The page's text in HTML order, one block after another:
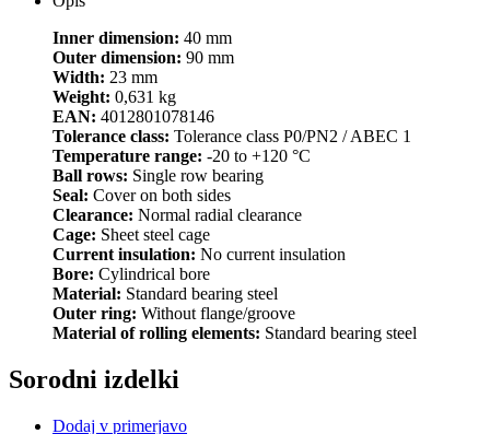
Inner dimension: 40 mm
Outer dimension: 90 mm
Width: 23 mm
Weight: 0,631 kg
EAN: 4012801078146
Tolerance class: Tolerance class P0/PN2 / ABEC 1
Temperature range: -20 to +120 °C
Ball rows: Single row bearing
Seal: Cover on both sides
Clearance: Normal radial clearance
Cage: Sheet steel cage
Current insulation: No current insulation
Bore: Cylindrical bore
Material: Standard bearing steel
Outer ring: Without flange/groove
Material of rolling elements: Standard bearing steel
Sorodni izdelki
Dodaj v primerjavo